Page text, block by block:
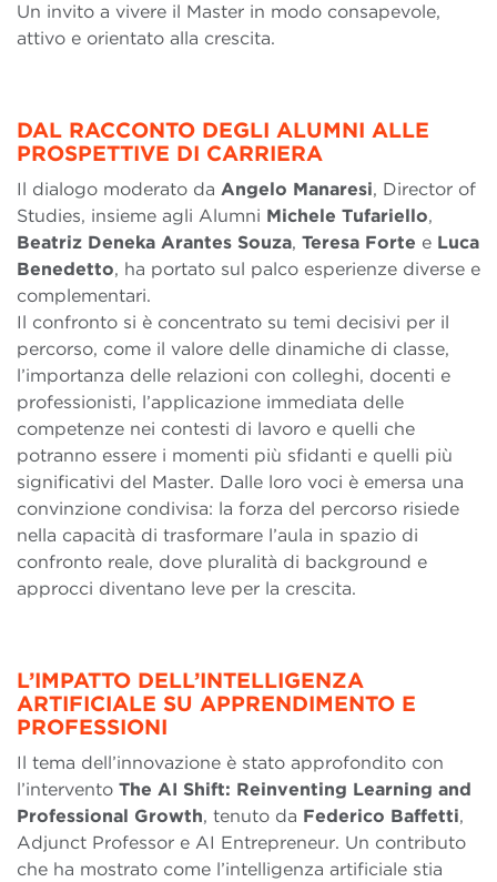
Un invito a vivere il Master in modo consapevole,
attivo e orientato alla crescita.
DAL RACCONTO DEGLI ALUMNI ALLE
PROSPETTIVE DI CARRIERA
Il dialogo moderato da Angelo Manaresi, Director of
Studies, insieme agli Alumni Michele Tufariello,
Beatriz Deneka Arantes Souza, Teresa Forte e Luca
Benedetto, ha portato sul palco esperienze diverse e
complementari.
Il confronto si è concentrato su temi decisivi per il
percorso, come il valore delle dinamiche di classe,
l’importanza delle relazioni con colleghi, docenti e
professionisti, l’applicazione immediata delle
competenze nei contesti di lavoro e quelli che
potranno essere i momenti più sfidanti e quelli più
significativi del Master. Dalle loro voci è emersa una
convinzione condivisa: la forza del percorso risiede
nella capacità di trasformare l’aula in spazio di
confronto reale, dove pluralità di background e
approcci diventano leve per la crescita.
L’IMPATTO DELL’INTELLIGENZA
ARTIFICIALE SU APPRENDIMENTO E
PROFESSIONI
Il tema dell’innovazione è stato approfondito con
l’intervento The AI Shift: Reinventing Learning and
Professional Growth, tenuto da Federico Baffetti,
Adjunct Professor e AI Entrepreneur. Un contributo
che ha mostrato come l’intelligenza artificiale stia